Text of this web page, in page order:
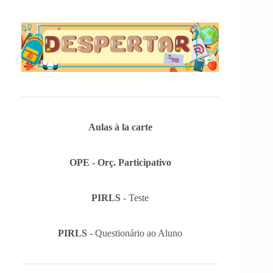
Aulas à la carte
OPE - Orç. Participativo
PIRLS - Teste
PIRLS - Questionário ao Aluno